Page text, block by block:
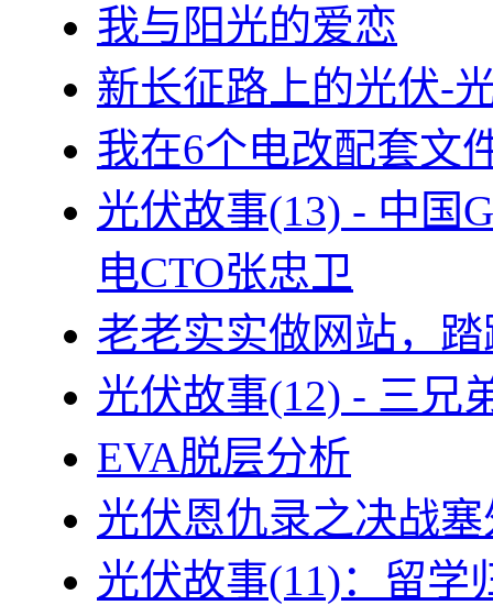
我与阳光的爱恋
新长征路上的光伏-
我在6个电改配套文
光伏故事(13) - 中国
电CTO张忠卫
老老实实做网站，
光伏故事(12) - 三兄
EVA脱层分析
光伏恩仇录之决战
光伏故事(11)：留学